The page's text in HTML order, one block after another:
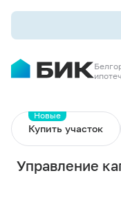
Купить участок
Новые
Управление